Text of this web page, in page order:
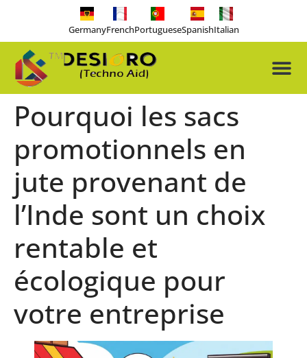
GermanyFrenchPortugueseSpanishItalian
Pourquoi les sacs
promotionnels en
jute provenant de
l’Inde sont un choix
rentable et
écologique pour
votre entreprise